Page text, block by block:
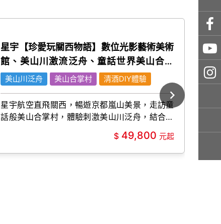
星宇【珍愛玩關西物語】數位光影藝術美術
館、美山川激流泛舟、童話世界美山合掌
村、京都嵐山絕景、清酒DIY體驗五日話星
宇【珍愛玩關西物語】數位光影藝術美術
館、美山川激流泛舟、童話世界美山合掌
村、京都嵐山絕景、清酒DIY體驗五日
美山川泛舟 美山合掌村 清酒DIY體驗
星宇航空直飛關西，暢遊京都嵐山美景，走訪童
話般美山合掌村，體驗刺激美山川泛舟，結合數
位光影藝術與清酒DIY，五日深度文化之旅。
49,800
【
野
梅竹